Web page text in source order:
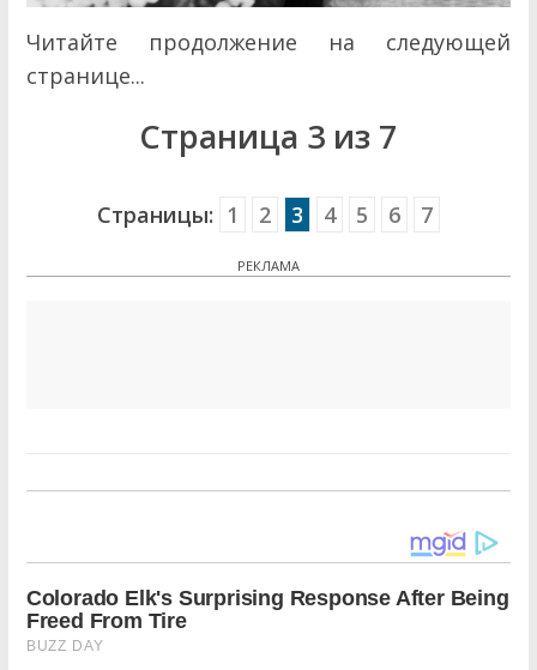
Читайте продолжение на следующей
странице...
Страница 3 из 7
Страницы: 1 2 3 4 5 6 7
РЕКЛАМА